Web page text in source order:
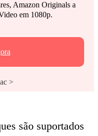
Amazon Originals a
em 1080p.
>
são suportados